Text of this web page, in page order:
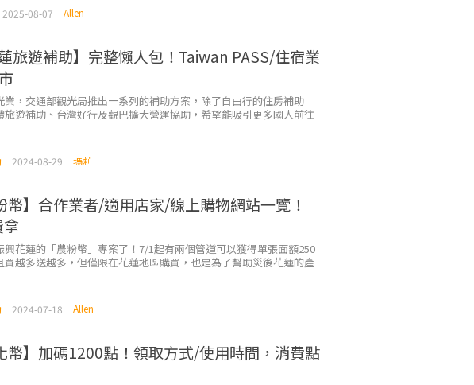
2025-08-07 Allen
旅遊補助】完整懶人包！Taiwan PASS/住宿業
業，交通部觀光局推出一系列的補助方案，除了自由行的住房補助
旅遊補助、台灣好行及觀巴擴大營運協助，希望能吸引更多國人前往
2024-08-29 瑪莉
幣】合作業者/適用店家/線上購物網站一覽！
興花蓮的「農粉幣」專案了！7/1起有兩個管道可以獲得單張面額250
買越多送越多，但僅限在花蓮地區購買，也是為了幫助災後花蓮的產
2024-07-18 Allen
幣】加碼1200點！領取方式/使用時間，消費點